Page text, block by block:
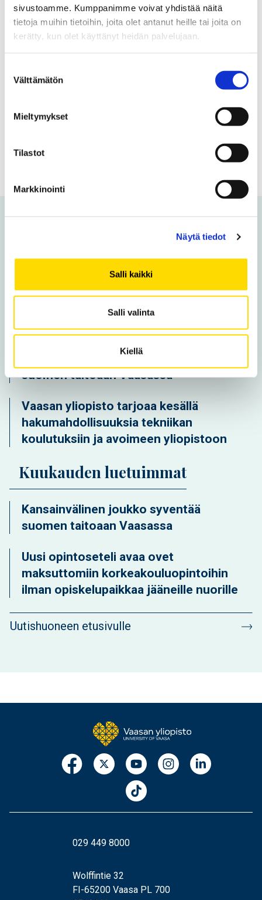
sivustoamme. Kumppanimme voivat yhdistää näitä
tietoja muihin tietoihin, joita olet antanut heille tai joita on
kerätty, kun olet käyttänyt heidän palvelujaan.
valinta
Välttämätön
Mieltymykset
Tilastot
Markkinointi
Näytä tiedot
Salli kaikki
Salli valinta
Kiellä
Uutiskirje kokoaa yhteen Vaasan yliopiston
yhteiskunnallisesta vaikuttamisesta. Pysy
kanssamme kehityksen eturintamassa.
Voit olla kiinnostunut myös
näistä
Uusi opintoseteli avaa ovet
maksuttomiin korkeakouluopintoihin
ilman opiskelupaikkaa jääneille nuorille
Kansainvälinen joukko syventää
suomen taitoaan Vaasassa
Vaasan yliopisto tarjoaa kesällä
hakumahdollisuuksia tekniikan
koulutuksiin ja avoimeen yliopistoon
Kuukauden luetuimmat
Kansainvälinen joukko syventää
suomen taitoaan Vaasassa
Uusi opintoseteli avaa ovet
maksuttomiin korkeakouluopintoihin
ilman opiskelupaikkaa jääneille nuorille
Uutishuoneen etusivulle
029 449 8000
Wolffintie 32
FI-65200 Vaasa PL 700